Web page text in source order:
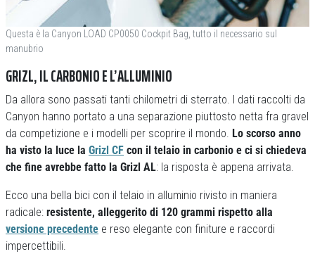
Questa è la Canyon LOAD CP0050 Cockpit Bag, tutto il necessario sul
manubrio
GRIZL, IL CARBONIO E L’ALLUMINIO
Da allora sono passati tanti chilometri di sterrato. I dati raccolti da
Canyon hanno portato a una separazione piuttosto netta fra gravel
da competizione e i modelli per scoprire il mondo. Lo scorso anno
ha visto la luce la Grizl CF con il telaio in carbonio e ci si chiedeva
che fine avrebbe fatto la Grizl AL: la risposta è appena arrivata.
Ecco una bella bici con il telaio in alluminio rivisto in maniera
radicale: resistente, alleggerito di 120 grammi rispetto alla
versione precedente e reso elegante con finiture e raccordi
impercettibili.